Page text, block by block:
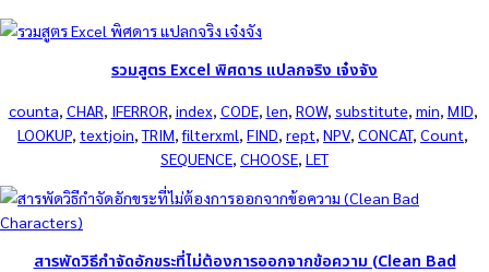
รวมสูตร Excel พิศดาร แปลกจริง เจ๋งจัง
counta, CHAR, IFERROR, index, CODE, len, ROW, substitute, min, MID
LOOKUP, textjoin, TRIM, filterxml, FIND, rept, NPV, CONCAT, Count
SEQUENCE, CHOOSE, LET
สารพัดวิธีกำจัดอักขระที่ไม่ต้องการออกจากข้อความ (Clean Bad